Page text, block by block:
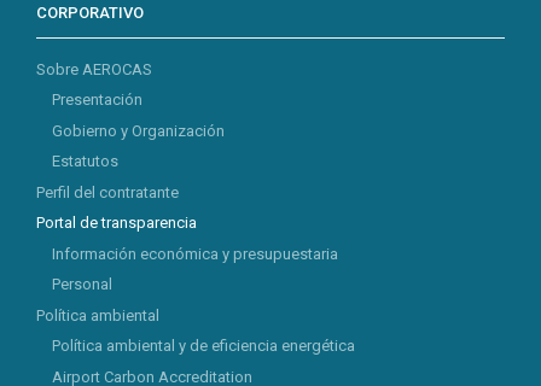
CORPORATIVO
Sobre AEROCAS
Presentación
Gobierno y Organización
Estatutos
Perfil del contratante
Portal de transparencia
Información económica y presupuestaria
Personal
Política ambiental
Política ambiental y de eficiencia energética
Airport Carbon Accreditation